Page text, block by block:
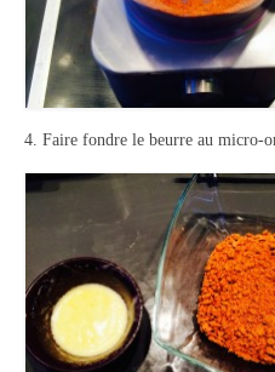
4. Faire fondre le beurre au micro-